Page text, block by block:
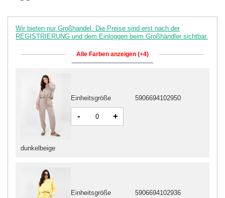
Wir bieten nur Großhandel. Die Preise sind erst nach der
REGISTRIERUNG und dem Einloggen beim Großhändler sichtbar.
Alle Farben anzeigen (+4)
Einheitsgröße 5906694102936
dunkelbeige
Einheitsgröße 5906694102950
- +